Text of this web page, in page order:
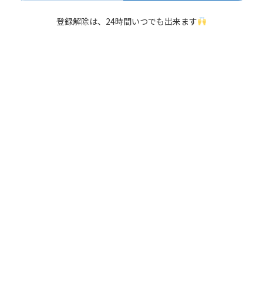
登録解除は、24時間いつでも出来ます